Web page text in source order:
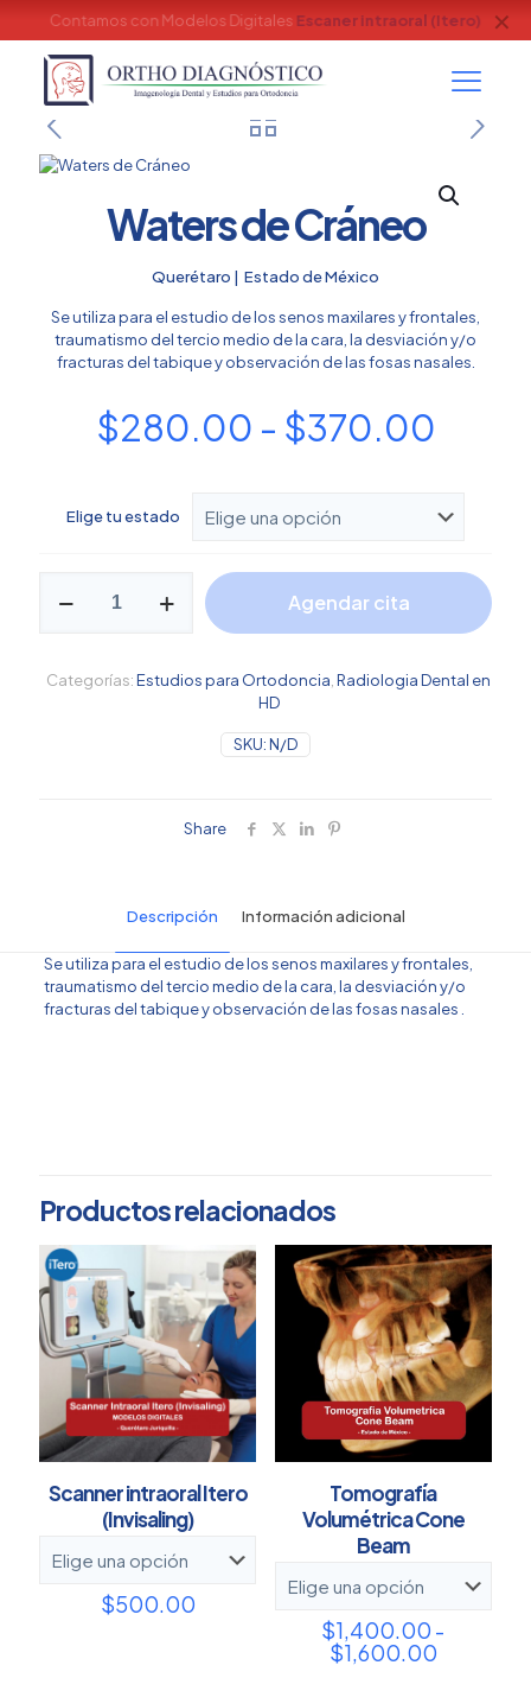
Contamos con Modelos Digitales Escaner intraoral (Itero) ✕
Waters de Cráneo
Querétaro | Estado de México
Se utiliza para el estudio de los senos maxilares y frontales,
traumatismo del tercio medio de la cara, la desviación y/o
fracturas del tabique y observación de las fosas nasales.
$280.00 - $370.00
hasta
Elige tu estado
Agendar cita
SKU:N/D
Categorías:Estudios para Ortodoncia Radiologia Dental en
HD
Share
Descripción Información adicional
Se utiliza para el estudio de los senos maxilares y frontales,
traumatismo del tercio medio de la cara, la desviación y/o
fracturas del tabique y observación de las fosas nasales .
Productos relacionados
Scanner intraoral Itero
(Invisaling)
$500.00
Tomografía
Volumétrica Cone
Beam
$1,400.00 -
$1,600.00Rango